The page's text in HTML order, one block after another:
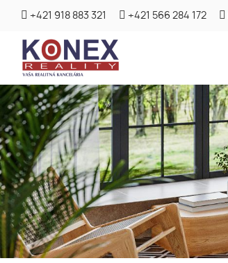
+421 918 883 321 +421 566 284 172